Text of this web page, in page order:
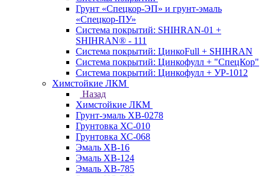
Грунт «Спецкор-ЭП» и грунт-эмаль
«Спецкор-ПУ»
Система покрытий: SHIHRAN-01 +
SHIHRAN® - 111
Система покрытий: ЦинкоFull + SHIHRAN
Система покрытий: Цинкофулл + "СпецКор"
Система покрытий: Цинкофулл + УР-1012
Химстойкие ЛКМ
Назад
Химстойкие ЛКМ
Грунт-эмаль ХВ-0278
Грунтовка ХС-010
Грунтовка ХС-068
Эмаль ХВ-16
Эмаль ХВ-124
Эмаль ХВ-785